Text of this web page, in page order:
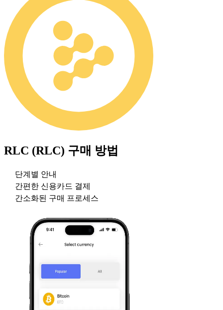
RLC (RLC) 구매 방법
단계별 안내
간편한 신용카드 결제
간소화된 구매 프로세스